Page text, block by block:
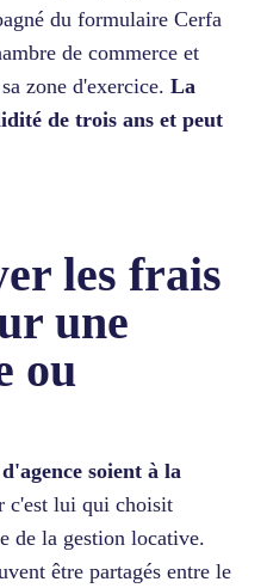
du formulaire Cerfa
de commerce et
zone d'exercice. La
de trois ans et peut
les frais
une
ou
soient à la
c'est lui qui choisit
de la gestion locative.
être partagés entre le